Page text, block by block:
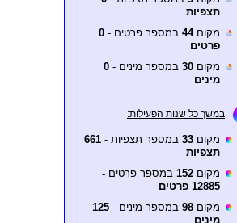
תצפיות
מקום44 במספר פרטים - 0
פרטים
מקום 30 במספר מינים - 0
מינים
במשך כל שנות הפעילות:
מקום 33 במספר תצפיות - 661
תצפיות
מקום 152 במספר פרטים -
12885 פרטים
מקום 98 במספר מינים - 125
מינים